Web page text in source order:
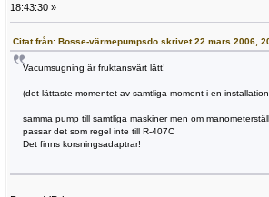
18:43:30 »
Citat från: Bosse-värmepumpsdo skrivet 22 mars 2006,
Vacumsugning är fruktansvärt lätt!
(det lättaste momentet av samtliga moment i en
samma pump till samtliga maskiner men om
passar det som regel inte till R-407C
Det finns korsningsadaptrar!